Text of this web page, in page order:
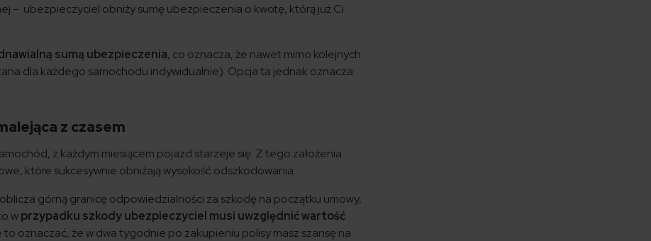
– ubezpieczyciel obniży sumę ubezpieczenia o kwotę, którą już Ci
sumą ubezpieczenia, co oznacza, że nawet mimo kolejnych
dla każdego samochodu indywidualnie). Opcja ta jednak oznacza
z czasem
z każdym miesiącem pojazd starzeje się. Z tego założenia
które sukcesywnie obniżają wysokość odszkodowania.
górną granicę odpowiedzialności za szkodę na początku umowy,
wprzypadku szkody ubezpieczyciel musi uwzględnić wartość
to oznaczać, że w dwa tygodnie po zakupieniu polisy masz szansę na